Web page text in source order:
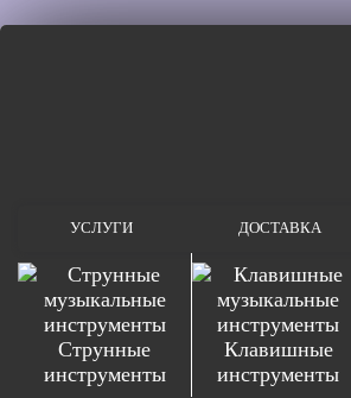
УСЛУГИ ДОСТАВКА
Струнные
инструменты
Клавишные
инструменты